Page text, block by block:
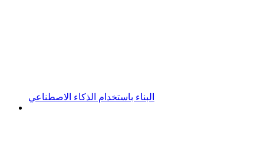
البناء باستخدام الذكاء الاصطناعي